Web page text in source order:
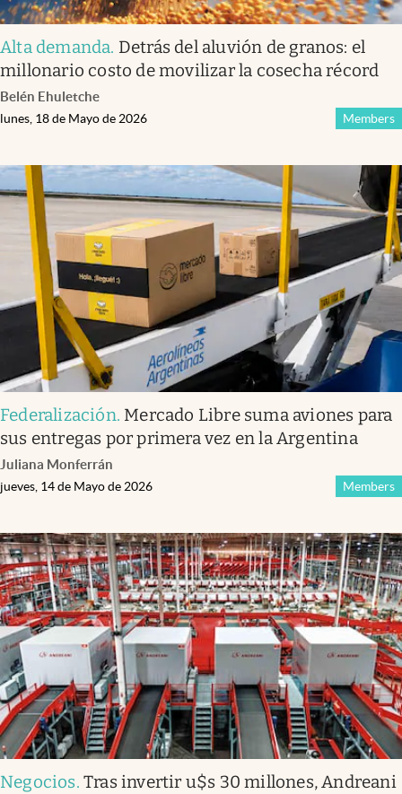
Alta demanda. Detrás del aluvión de granos: el
millonario costo de movilizar la cosecha récord
Belén Ehuletche
Members
lunes, 18 de Mayo de 2026
Federalización. Mercado Libre suma aviones para
sus entregas por primera vez en la Argentina
Juliana Monferrán
Members
jueves, 14 de Mayo de 2026
Negocios.Tras invertir u$s 30 millones, Andreani